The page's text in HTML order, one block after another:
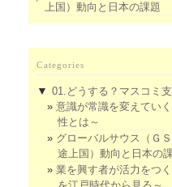
上国）動向と日本の課題
Categories
▼ 01.どうする？マスコミ
意識が常識を変えてい
性とは～
グローバルサウス（Ｇ
途上国）動向と日本の
業を興す者が活力をつ